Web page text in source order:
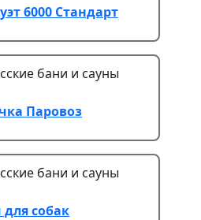
6000 Стандарт
Паровоз
для собак